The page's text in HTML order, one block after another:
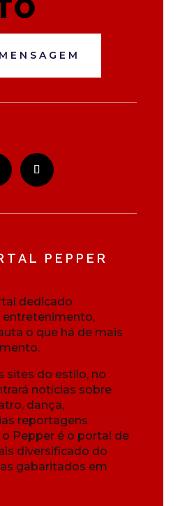
PEPPER
dedicado
entretenimento,
o que há de mais
sites do estilo, no
notícias sobre
dança,
reportagens
o Pepper é o portal de
diversificado do
gabaritados em